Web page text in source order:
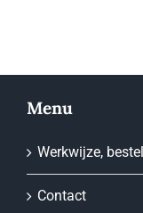
Menu
Werkwijze,
Contact